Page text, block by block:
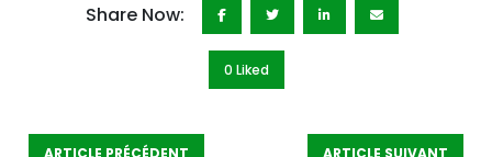
Share Now:
0 Liked
ARTICLE PRÉCÉDENT ARTICLE SUIVANT